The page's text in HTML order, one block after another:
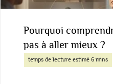
"
Pourquoi
pas à aller mieux ?